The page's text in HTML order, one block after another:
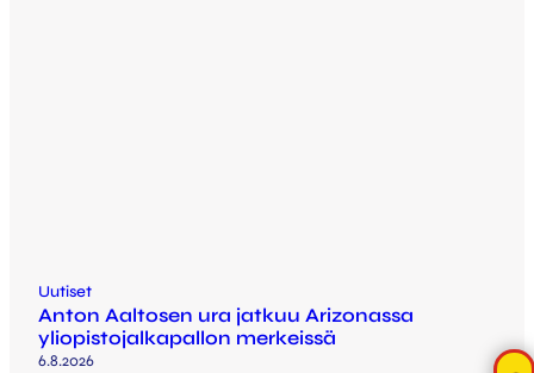
Uutiset
Anton Aaltosen ura jatkuu Arizonassa
yliopistojalkapallon merkeissä
6.8.2026